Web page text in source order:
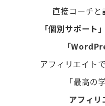
直接コーチと
「個別サポート
「
アフィリエイト
「最高の
アフィリ